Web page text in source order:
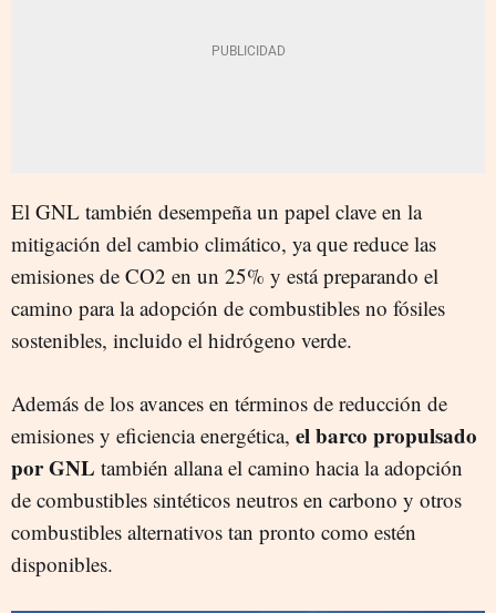
El GNL también desempeña un papel clave en la
mitigación del cambio climático, ya que reduce las
emisiones de CO2 en un 25% y está preparando el
camino para la adopción de combustibles no fósiles
sostenibles, incluido el hidrógeno verde.
Además de los avances en términos de reducción de
emisiones y eficiencia energética, el barco propulsado
por GNL también allana el camino hacia la adopción
de combustibles sintéticos neutros en carbono y otros
combustibles alternativos tan pronto como estén
disponibles.